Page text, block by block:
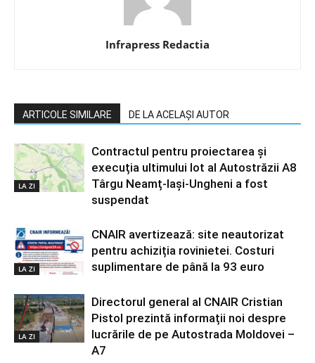
Infrapress Redactia
ARTICOLE SIMILARE DE LA ACELAȘI AUTOR
LA ZI
Contractul pentru proiectarea și
execuția ultimului lot al Autostrăzii A8
Târgu Neamț-Iași-Ungheni a fost
suspendat
LA ZI
CNAIR avertizează: site neautorizat
pentru achiziția rovinietei. Costuri
suplimentare de până la 93 euro
LA ZI
Directorul general al CNAIR Cristian
Pistol prezintă informații noi despre
lucrările de pe Autostrada Moldovei –
A7